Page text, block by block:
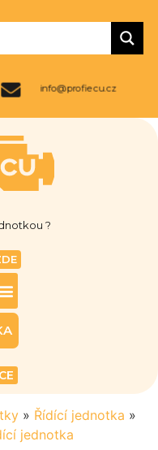
info@profiecu.cz
?
» Řídící jednotka »
jednotka